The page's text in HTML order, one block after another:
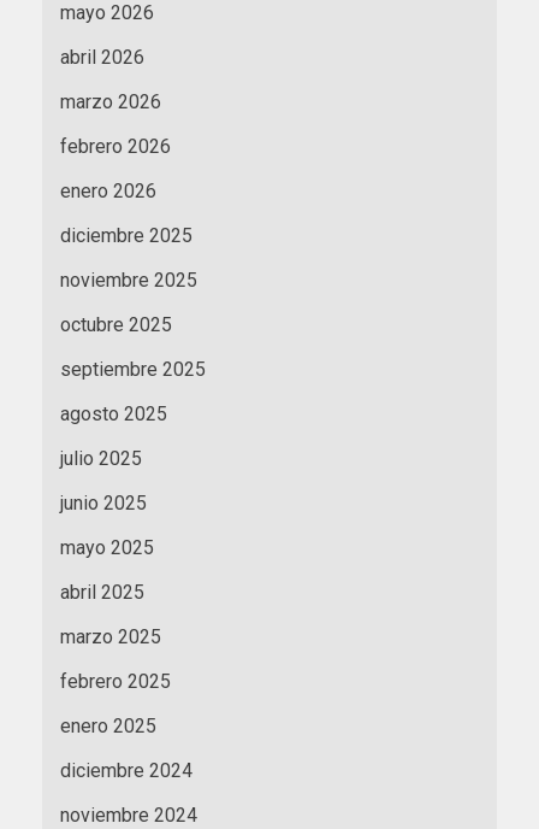
mayo 2026
abril 2026
marzo 2026
febrero 2026
enero 2026
diciembre 2025
noviembre 2025
octubre 2025
septiembre 2025
agosto 2025
julio 2025
junio 2025
mayo 2025
abril 2025
marzo 2025
febrero 2025
enero 2025
diciembre 2024
noviembre 2024